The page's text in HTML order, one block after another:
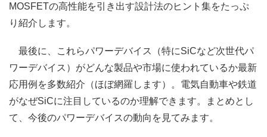
MOSFETの高性能を引き出す設計法のヒント集をたっぷ
り紹介します。
最後に、これらパワーデバイス（特にSiCなど次世代パ
ワーデバイス）がどんな製品や市場に使われているか最新
応用例を多数紹介（ほぼ網羅します）。電気自動車や鉄道
がなぜSiCに注目しているのか理解できます。まとめとし
て、今後のパワーデバイスの動向を見てみます。